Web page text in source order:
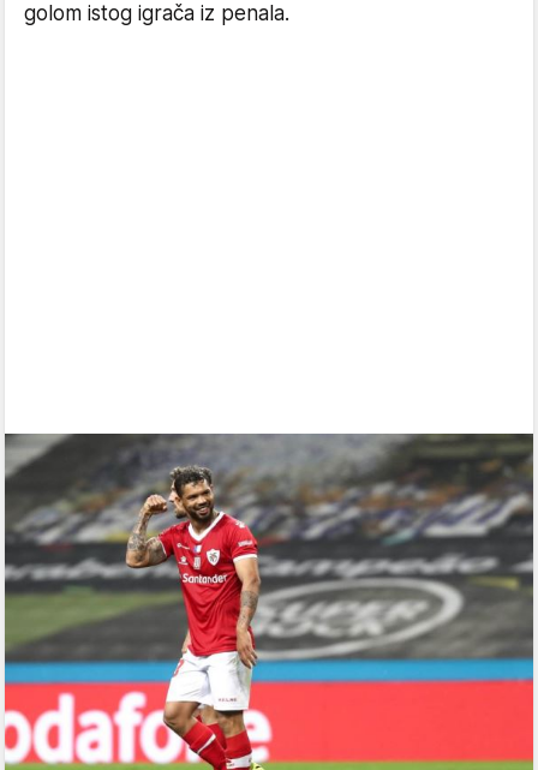
golom istog igrača iz penala.